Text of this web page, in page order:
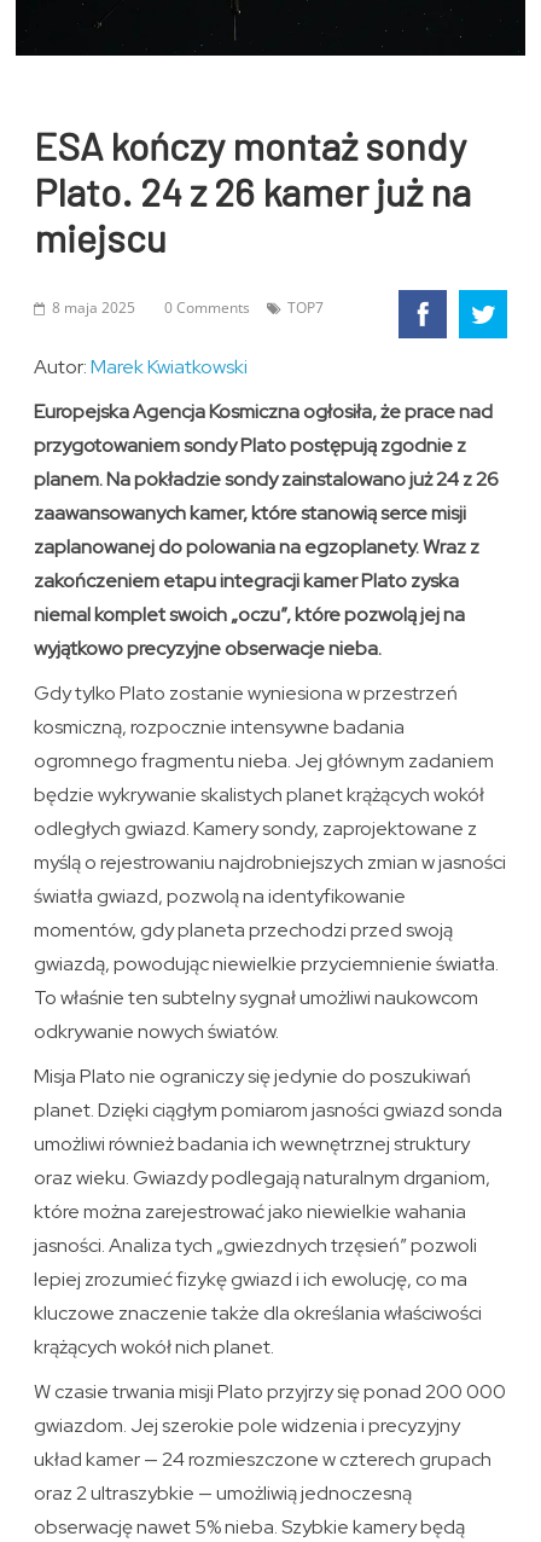
ESA kończy montaż sondy
Plato. 24 z 26 kamer już na
miejscu
8 maja 2025 0 Comments TOP7
Autor:Marek Kwiatkowski
Europejska Agencja Kosmiczna ogłosiła, że prace nad
przygotowaniem sondy Plato postępują zgodnie z
planem. Na pokładzie sondy zainstalowano już 24 z 26
zaawansowanych kamer, które stanowią serce misji
zaplanowanej do polowania na egzoplanety. Wraz z
zakończeniem etapu integracji kamer Plato zyska
niemal komplet swoich „oczu”, które pozwolą jej na
wyjątkowo precyzyjne obserwacje nieba.
Gdy tylko Plato zostanie wyniesiona w przestrzeń
kosmiczną, rozpocznie intensywne badania
ogromnego fragmentu nieba. Jej głównym zadaniem
będzie wykrywanie skalistych planet krążących wokół
odległych gwiazd. Kamery sondy, zaprojektowane z
myślą o rejestrowaniu najdrobniejszych zmian w jasności
światła gwiazd, pozwolą na identyfikowanie
momentów, gdy planeta przechodzi przed swoją
gwiazdą, powodując niewielkie przyciemnienie światła.
To właśnie ten subtelny sygnał umożliwi naukowcom
odkrywanie nowych światów.
Misja Plato nie ograniczy się jedynie do poszukiwań
planet. Dzięki ciągłym pomiarom jasności gwiazd sonda
umożliwi również badania ich wewnętrznej struktury
oraz wieku. Gwiazdy podlegają naturalnym drganiom,
które można zarejestrować jako niewielkie wahania
jasności. Analiza tych „gwiezdnych trzęsień” pozwoli
lepiej zrozumieć fizykę gwiazd i ich ewolucję, co ma
kluczowe znaczenie także dla określania właściwości
krążących wokół nich planet.
W czasie trwania misji Plato przyjrzy się ponad 200 000
gwiazdom. Jej szerokie pole widzenia i precyzyjny
układ kamer — 24 rozmieszczone w czterech grupach
oraz 2 ultraszybkie — umożliwią jednoczesną
obserwację nawet 5% nieba. Szybkie kamery będą